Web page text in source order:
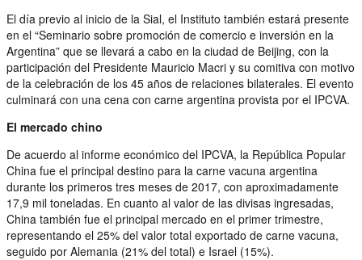
El día previo al inicio de la Sial, el Instituto también estará presente
en el “Seminario sobre promoción de comercio e inversión en la
Argentina” que se llevará a cabo en la ciudad de Beijing, con la
participación del Presidente Mauricio Macri y su comitiva con motivo
de la celebración de los 45 años de relaciones bilaterales. El evento
culminará con una cena con carne argentina provista por el IPCVA.
El mercado chino
De acuerdo al informe económico del IPCVA, la República Popular
China fue el principal destino para la carne vacuna argentina
durante los primeros tres meses de 2017, con aproximadamente
17,9 mil toneladas. En cuanto al valor de las divisas ingresadas,
China también fue el principal mercado en el primer trimestre,
representando el 25% del valor total exportado de carne vacuna,
seguido por Alemania (21% del total) e Israel (15%).